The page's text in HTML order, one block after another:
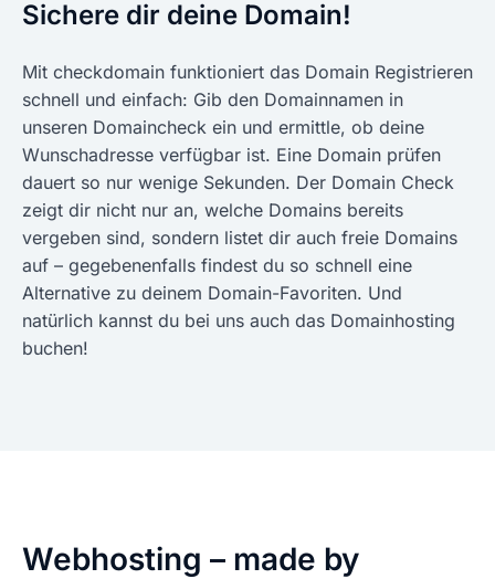
Sichere dir deine Domain!
Mit checkdomain funktioniert das Domain Registrieren
schnell und einfach: Gib den Domainnamen in
unseren Domaincheck ein und ermittle, ob deine
Wunschadresse verfügbar ist. Eine Domain prüfen
dauert so nur wenige Sekunden. Der Domain Check
zeigt dir nicht nur an, welche Domains bereits
vergeben sind, sondern listet dir auch freie Domains
auf – gegebenenfalls findest du so schnell eine
Alternative zu deinem Domain-Favoriten. Und
natürlich kannst du bei uns auch das Domainhosting
buchen!
Webhosting – made by